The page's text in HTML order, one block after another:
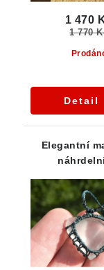
1 470
1 770
Detail
Elegantní
křišťálem z